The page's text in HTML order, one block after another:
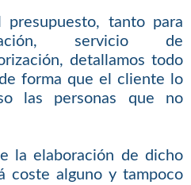
presupuesto, tanto para
servicio de
detallamos todo
forma que el cliente lo
las personas que no
la elaboración de dicho
coste alguno y tampoco